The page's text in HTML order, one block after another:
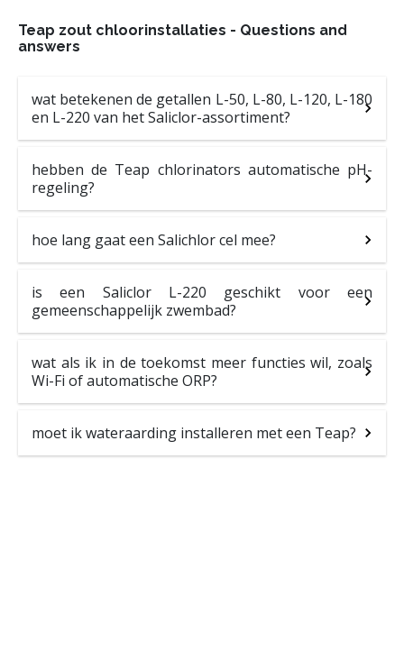
Teap zout chloorinstallaties - Questions and
answers
wat betekenen de getallen L-50, L-80, L-120, L-180
en L-220 van het Saliclor-assortiment?
hebben de Teap chlorinators automatische pH-
regeling?
hoe lang gaat een Salichlor cel mee?
is een Saliclor L-220 geschikt voor een
gemeenschappelijk zwembad?
wat als ik in de toekomst meer functies wil, zoals
Wi-Fi of automatische ORP?
moet ik wateraarding installeren met een Teap?